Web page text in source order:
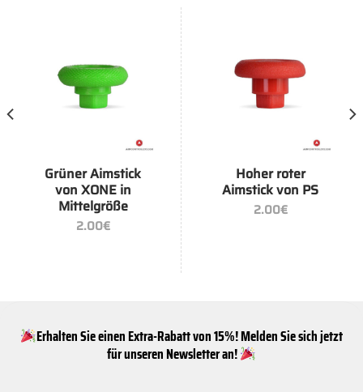
Grüner Aimstick
von XONE in
Mittelgröße
2.00€
Hoher roter
Aimstick von PS
2.00€
Erhalten Sie einen Extra-Rabatt von 15%! Melden Sie sich jetzt
für unseren Newsletter an!